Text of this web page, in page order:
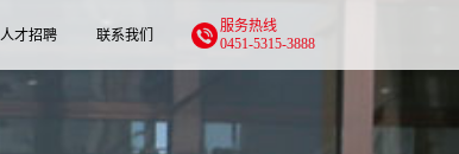
人才招聘 联系我们
服务热线
0451-5315-3888